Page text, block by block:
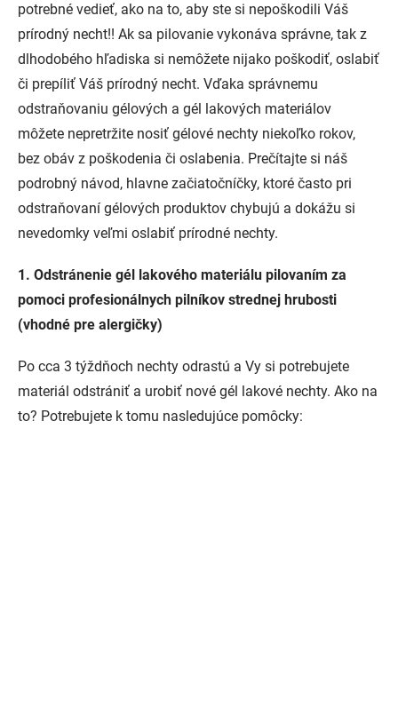
potrebné vedieť, ako na to, aby ste si nepoškodili Váš
prírodný necht!! Ak sa pilovanie vykonáva správne, tak z
dlhodobého hľadiska si nemôžete nijako poškodiť, oslabiť
či prepíliť Váš prírodný necht. Vďaka správnemu
odstraňovaniu gélových a gél lakových materiálov
môžete nepretržite nosiť gélové nechty niekoľko rokov,
bez obáv z poškodenia či oslabenia. Prečítajte si náš
podrobný návod, hlavne začiatočníčky, ktoré často pri
odstraňovaní gélových produktov chybujú a dokážu si
nevedomky veľmi oslabiť prírodné nechty.
1. Odstránenie gél lakového materiálu pilovaním za
pomoci profesionálnych pilníkov strednej hrubosti
(vhodné pre alergičky)
Po cca 3 týždňoch nechty odrastú a Vy si potrebujete
materiál odstrániť a urobiť nové gél lakové nechty. Ako na
to? Potrebujete k tomu nasledujúce pomôcky: